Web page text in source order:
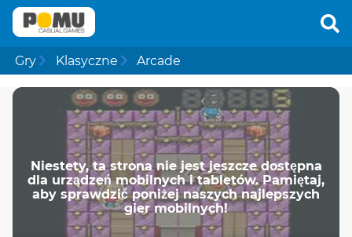
Gry Klasyczne Arcade
Niestety, ta strona nie jest jeszcze dostępna
dla urządzeń mobilnych i tabletów. Pamiętaj,
aby sprawdzić poniżej naszych najlepszych
gier mobilnych!